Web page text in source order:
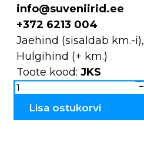
info@suveniirid.ee
+372 6213 004
Jaehind (sisaldab km.-i),
Hulgihind (+ km.)
Toote kood: JKS
Kelluke
Narva
JKS
Lisa ostukorvi